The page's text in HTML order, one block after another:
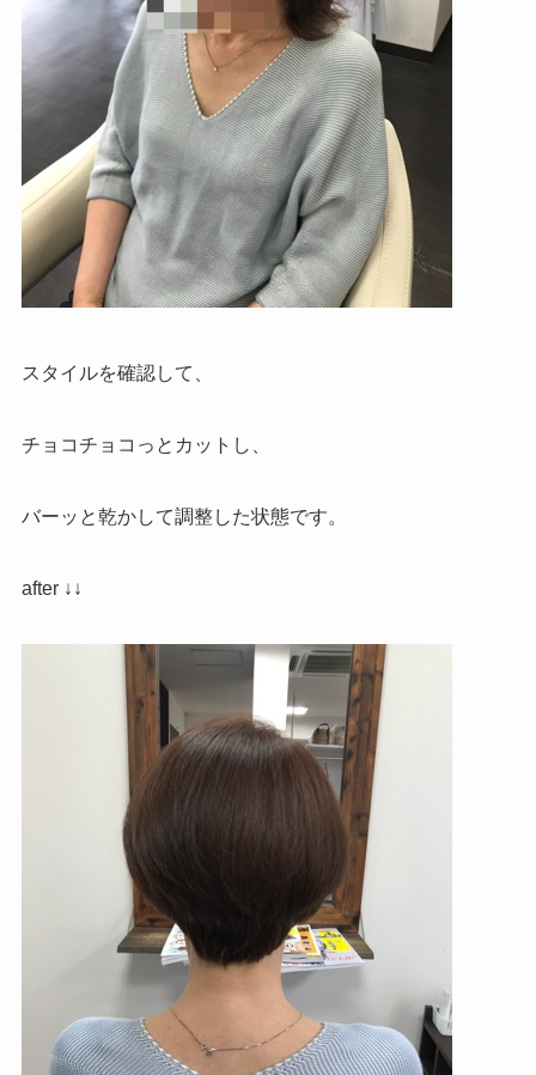
スタイルを確認して、
チョコチョコっとカットし、
バーッと乾かして調整した状態です。
after ↓↓